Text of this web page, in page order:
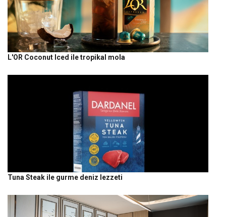
L'OR Coconut Iced ile tropikal mola
Tuna Steak ile gurme deniz lezzeti